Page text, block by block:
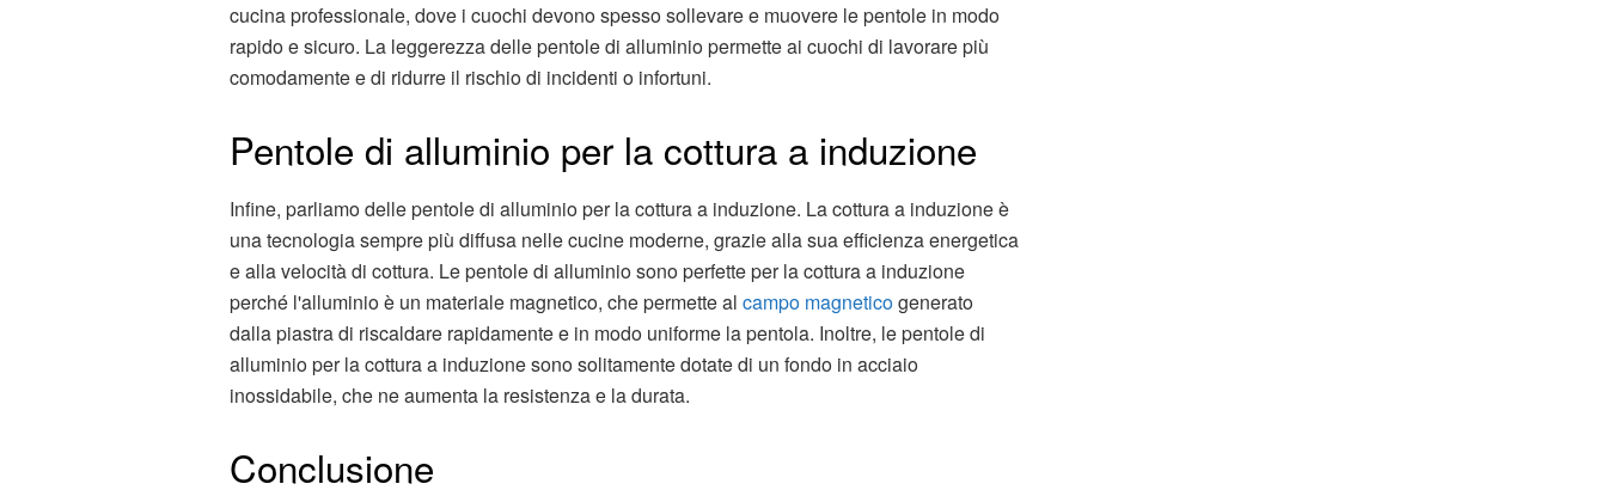
cucina professionale, dove i cuochi devono spesso sollevare e muovere le pentole in modo
rapido e sicuro. La leggerezza delle pentole di alluminio permette ai cuochi di lavorare più
comodamente e di ridurre il rischio di incidenti o infortuni.
Pentole di alluminio per la cottura a induzione
Infine, parliamo delle pentole di alluminio per la cottura a induzione. La cottura a induzione è
una tecnologia sempre più diffusa nelle cucine moderne, grazie alla sua efficienza energetica
e alla velocità di cottura. Le pentole di alluminio sono perfette per la cottura a induzione
perché l'alluminio è un materiale magnetico, che permette al campo magneticogenerato
dalla piastra di riscaldare rapidamente e in modo uniforme la pentola. Inoltre, le pentole di
alluminio per la cottura a induzione sono solitamente dotate di un fondo in acciaio
inossidabile, che ne aumenta la resistenza e la durata.
Conclusione